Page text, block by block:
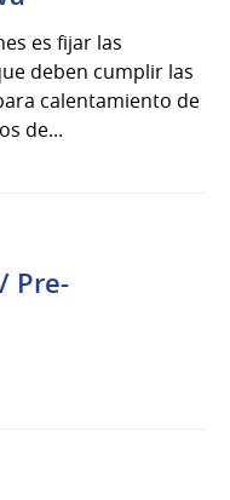
es fijar las
deben cumplir las
calentamiento de
de...
Pre-